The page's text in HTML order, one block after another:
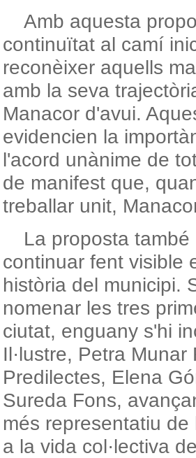
Amb aquesta
continuïtat al camí
reconèixer aquells
amb la seva
Manacor d'avui.
evidencien la
l'acord unànime de
de manifest que,
treballar unit,
La proposta
continuar fent visible
història del municipi.
nomenar les tres
ciutat, enguany s'hi
Il·lustre, Petra
Predilectes, Elena
Sureda Fons,
més representatiu
a la vida col·lectiva